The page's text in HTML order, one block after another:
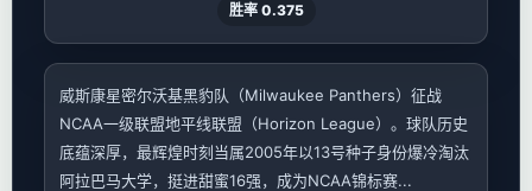
胜率 0.375
威斯康星密尔沃基黑豹队（Milwaukee Panthers）征战
NCAA一级联盟地平线联盟（Horizon League）。球队历史
底蕴深厚，最辉煌时刻当属2005年以13号种子身份爆冷淘汰
阿拉巴马大学，挺进甜蜜16强，成为NCAA锦标赛...